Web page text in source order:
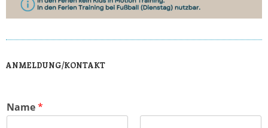
ANMELDUNG/KONTAKT
Name*